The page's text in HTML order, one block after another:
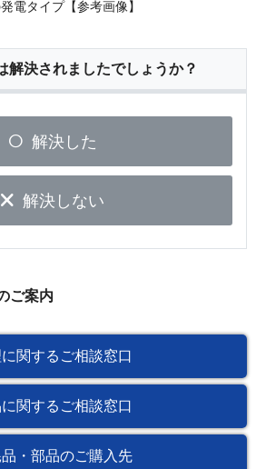
電タイプ【参考画像】
解決されましたでしょうか？
解決した
解決しない
ご案内
関するご相談窓口
関するご相談窓口
・部品のご購入先